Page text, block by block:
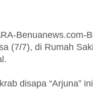
Benuanews.com-
(7/7), di Rumah
disapa “Arjuna”